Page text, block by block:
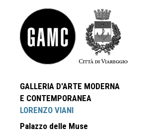
GALLERIA D'ARTE MODERNA
E CONTEMPORANEA
LORENZO VIANI
Palazzo delle Muse